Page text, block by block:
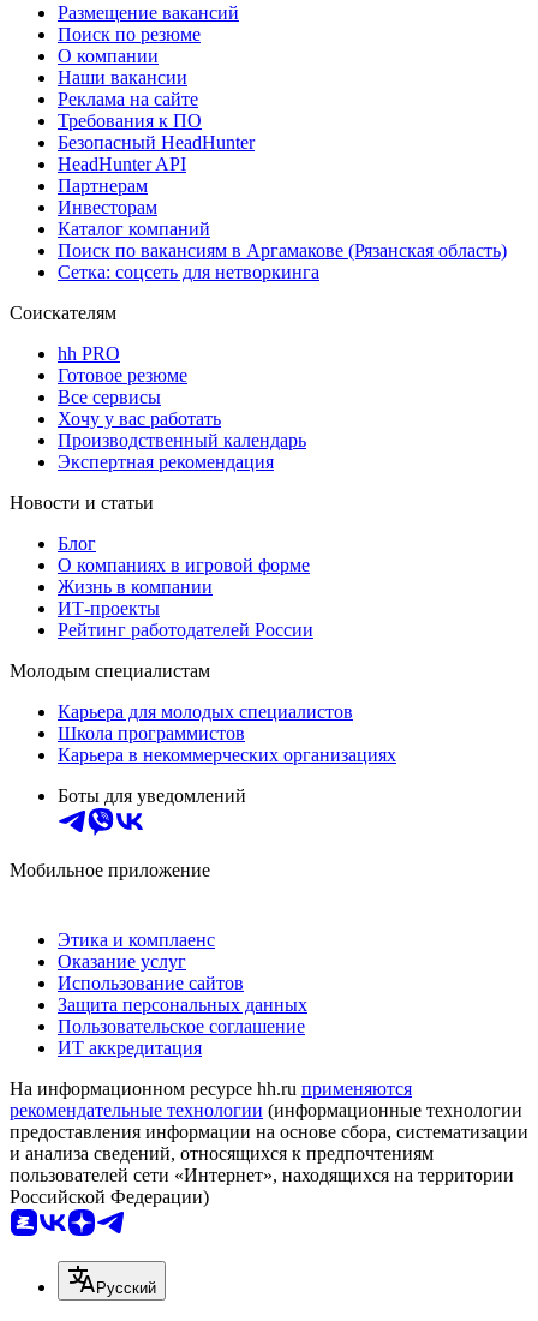
Размещение вакансий
Поиск по резюме
О компании
Наши вакансии
Реклама на сайте
Требования к ПО
Безопасный HeadHunter
HeadHunter API
Партнерам
Инвесторам
Каталог компаний
Поиск по вакансиям в Аргамакове (Рязанская область)
Сетка: соцсеть для нетворкинга
Соискателям
hh PRO
Готовое резюме
Все сервисы
Хочу у вас работать
Производственный календарь
Экспертная рекомендация
Новости и статьи
Блог
О компаниях в игровой форме
Жизнь в компании
ИТ-проекты
Рейтинг работодателей России
Молодым специалистам
Карьера для молодых специалистов
Школа программистов
Карьера в некоммерческих организациях
Боты для уведомлений
Мобильное приложение
Этика и комплаенс
Оказание услуг
Использование сайтов
Защита персональных данных
Пользовательское соглашение
ИТ аккредитация
На информационном ресурсе hh.ru применяются
рекомендательные технологии (информационные технологии
предоставления информации на основе сбора, систематизации
и анализа сведений, относящихся к предпочтениям
пользователей сети «Интернет», находящихся на территории
Российской Федерации)
Русский